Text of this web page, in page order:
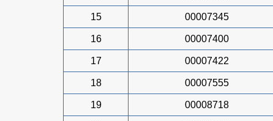
15 00007345
16 00007400
17 00007422
18 00007555
19 00008718